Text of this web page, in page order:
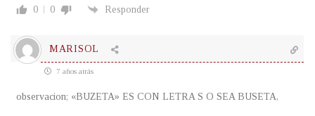
0 0 Responder
MARISOL
7 años atrás
observacion; «BUZETA» ES CON LETRA S O SEA BUSETA,